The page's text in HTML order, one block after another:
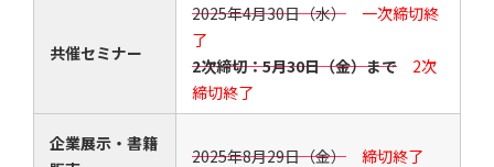
共催セミナー
2025年4月30日（水）
一次締切終
了
2次締切：5月30日（金）まで
2次
締切終了
企業展示・書籍
2025年8月29日（金） 締切終了